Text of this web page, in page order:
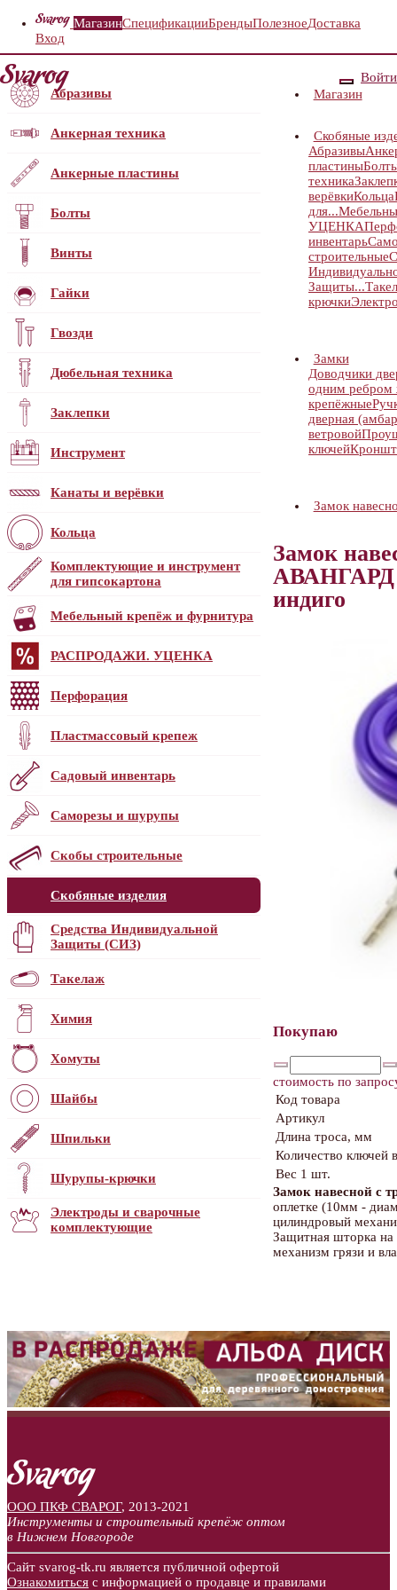
МагазинСпецификацииБрендыПолезноеДоставка
Вход
Войти
Абразивы
Анкерная техника
Анкерные пластины
Болты
Винты
Гайки
Гвозди
Дюбельная техника
Заклепки
Инструмент
Канаты и верёвки
Кольца
Комплектующие и инструмент
для гипсокартона
Мебельный крепёж и фурнитура
РАСПРОДАЖИ. УЦЕНКА
Перфорация
Пластмассовый крепеж
Садовый инвентарь
Саморезы и шурупы
Скобы строительные
Скобяные изделия
Средства Индивидуальной
Защиты (СИЗ)
Такелаж
Химия
Хомуты
Шайбы
Шпильки
Шурупы-крючки
Электроды и сварочные
комплектующие
Магазин
Скобяные
Абразивы
пластины
техника
верёвкиКольца
для...
УЦЕНКА
инвентарь
строительные
Защиты...
крючки
Замки
Доводчики
одним ребром
крепёжные
дверная
ветровой
ключей
Замок
Замок
АВАНГАРД
индиго
Покупаю
стоимость по
Код товара
Артикул
Длина троса, мм
Количество ключей
Вес 1 шт.
Замок навесной с
оплетке (10мм -
цилиндровый
Защитная шторка на
механизм грязи и
ООО ПКФ СВАРОГ, 2013-2021
Инструменты и строительный крепёж оптом
в Нижнем Новгороде
Сайт svarog-tk.ru является публичной офертой
Ознакомиться с информацией о продавце и правилами